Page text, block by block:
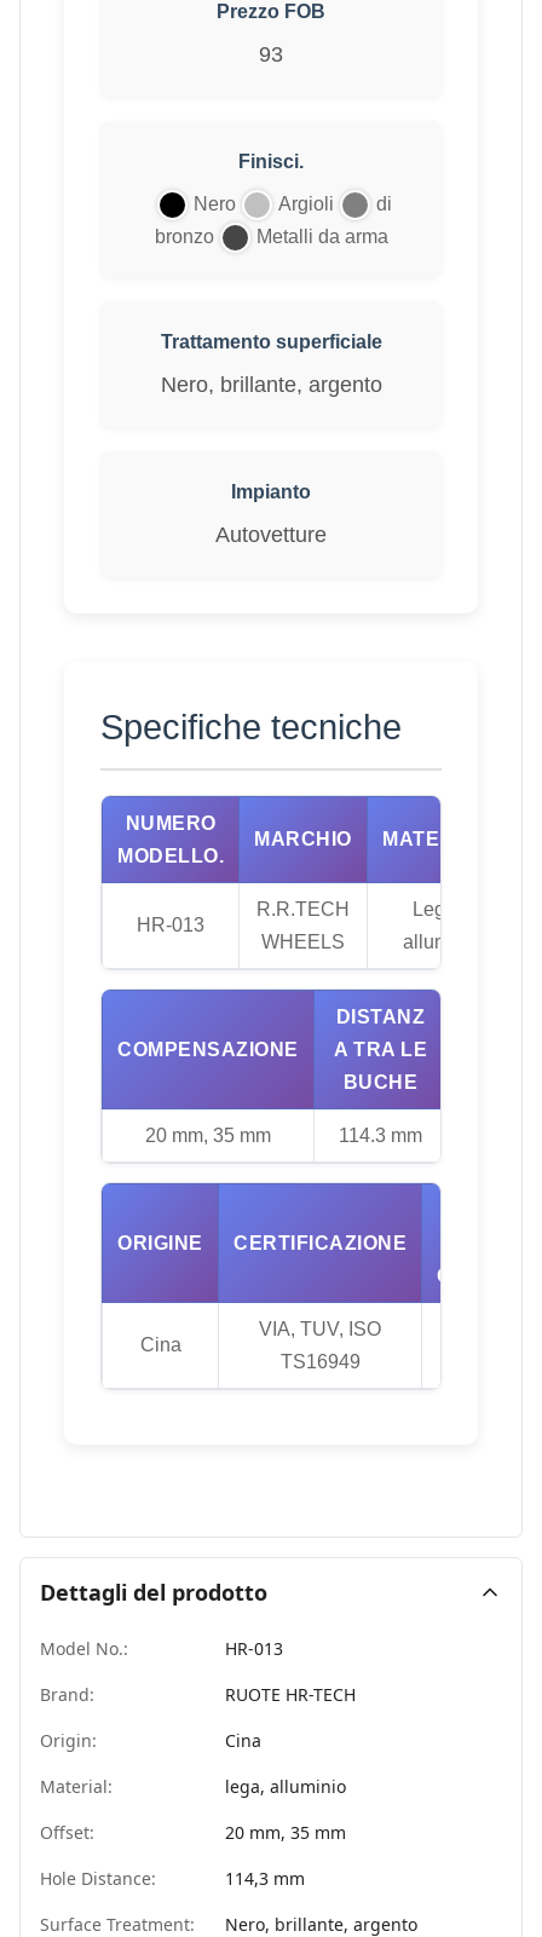
Prezzo FOB
93
Finisci.
Nero Argioli
di
bronzo
Metalli da arma
Trattamento superficiale
Nero, brillante, argento
Impianto
Autovetture
Specifiche tecniche
NUMERO
MODELLO.
MARCHIO MATERIALE
HR-013
R.R.TECH
WHEELS
Leghe,
alluminio
COMPENSAZIONE
DISTANZ
A TRA LE
BUCHE
20 mm, 35 mm 114.3 mm
ORIGINE CERTIFICAZIONE
ORIGINE
Cina
VIA, TUV, ISO
TS16949
Dettagli del prodotto
Model No.:
HR-013
Brand:
RUOTE HR-TECH
Origin:
Cina
Material:
lega, alluminio
Offset:
20 mm, 35 mm
Hole Distance:
114,3 mm
Surface Treatment:
Nero, brillante, argento